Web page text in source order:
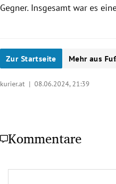
Gegner. Insgesamt war es
Zur Startseite Mehr aus
kurier.at | 08.06.2024, 21:39
Kommentare